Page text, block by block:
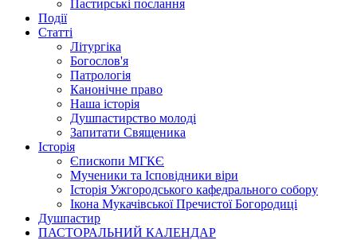
Пастирські послання
Події
Статті
Літургіка
Богослов'я
Патрологія
Канонічне право
Наша історія
Душпастирство молоді
Запитати Священика
Історія
Єпископи МГКЄ
Мученики та Ісповідники віри
Історія Ужгородського кафедрального собору
Ікона Мукачівської Пречистої Богородиці
Душпастир
ПАСТОРАЛЬНИЙ КАЛЕНДАР